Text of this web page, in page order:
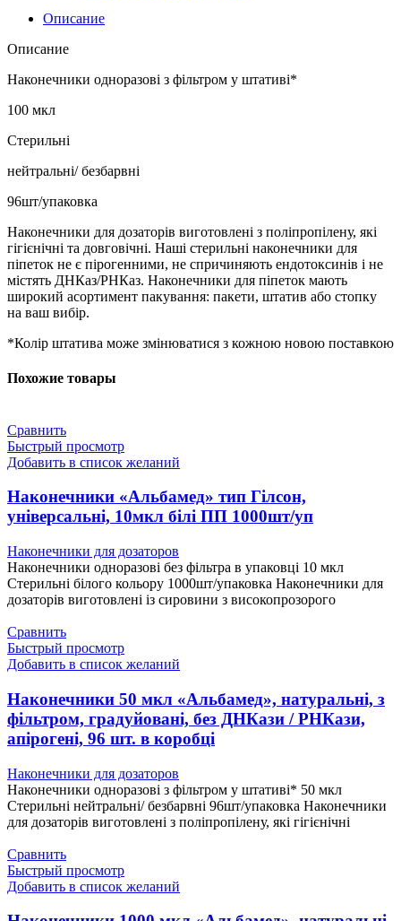
Описание
Описание
Наконечники одноразові з фільтром у штативі*
100 мкл
Стерильні
нейтральні/ безбарвні
96шт/упаковка
Наконечники для дозаторів виготовлені з поліпропілену, які
гігієнічні та довговічні. Наші стерильні наконечники для
піпеток не є пірогенними, не спричиняють ендотоксинів і не
містять ДНКаз/РНКаз. Наконечники для піпеток мають
широкий асортимент пакування: пакети, штатив або стопку
на ваш вибір.
*Колір штатива може змінюватися з кожною новою поставкою
Похожие товары
Сравнить
Быстрый просмотр
Добавить в список желаний
Наконечники «Альбамед» тип Гілсон,
універсальні, 10мкл білі ПП 1000шт/уп
Наконечники для дозаторов
Наконечники одноразові без фільтра в упаковці 10 мкл
Стерильні білого кольору 1000шт/упаковка Наконечники для
дозаторів виготовлені із сировини з високопрозорого
Сравнить
Быстрый просмотр
Добавить в список желаний
Наконечники 50 мкл «Альбамед», натуральні, з
фільтром, градуйовані, без ДНКази / РНКази,
апірогені, 96 шт. в коробці
Наконечники для дозаторов
Наконечники одноразові з фільтром у штативі* 50 мкл
Стерильні нейтральні/ безбарвні 96шт/упаковка Наконечники
для дозаторів виготовлені з поліпропілену, які гігієнічні
Сравнить
Быстрый просмотр
Добавить в список желаний